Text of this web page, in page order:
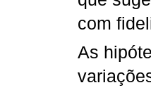
com
As